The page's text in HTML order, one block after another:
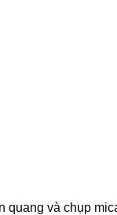
quang và chụp